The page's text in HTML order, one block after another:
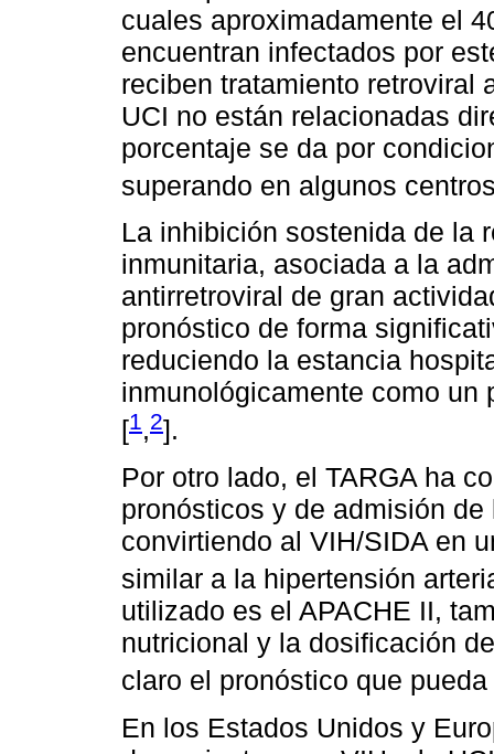
cuales aproximadamente el
encuentran infectados por
reciben tratamiento retroviral
UCI no están relacionadas
porcentaje se da por
superando en algunos
La inhibición sostenida de la
inmunitaria, asociada a la
antirretroviral de gran
pronóstico de forma
reduciendo la estancia
inmunológicamente como un
[1,2].
Por otro lado, el TARGA ha
pronósticos y de admisión
convirtiendo al VIH/SIDA en
similar a la hipertensión
utilizado es el APACHE II,
nutricional y la dosificación
claro el pronóstico que
En los Estados Unidos y